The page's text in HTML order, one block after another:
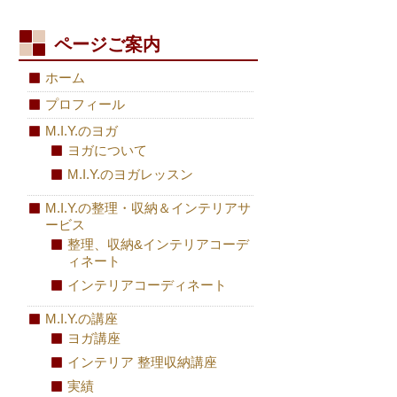
ページご案内
ホーム
プロフィール
M.I.Y.のヨガ
ヨガについて
M.I.Y.のヨガレッスン
M.I.Y.の整理・収納＆インテリアサ
ービス
整理、収納&インテリアコーデ
ィネート
インテリアコーディネート
M.I.Y.の講座
ヨガ講座
インテリア 整理収納講座
実績